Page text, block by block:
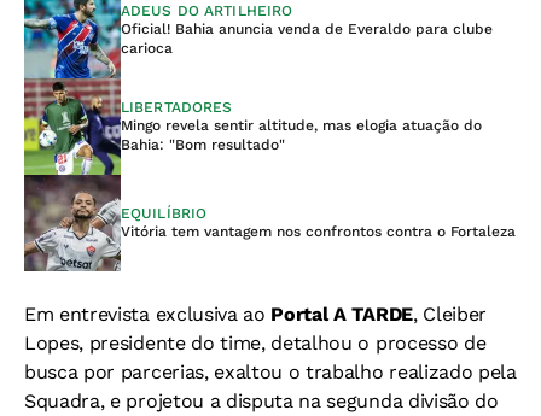
ADEUS DO ARTILHEIRO
Oficial! Bahia anuncia venda de Everaldo para clube
carioca
LIBERTADORES
Mingo revela sentir altitude, mas elogia atuação do
Bahia: "Bom resultado"
EQUILÍBRIO
Vitória tem vantagem nos confrontos contra o Fortaleza
Em entrevista exclusiva ao Portal A TARDE, Cleiber
Lopes, presidente do time, detalhou o processo de
busca por parcerias, exaltou o trabalho realizado pela
Squadra, e projetou a disputa na segunda divisão do